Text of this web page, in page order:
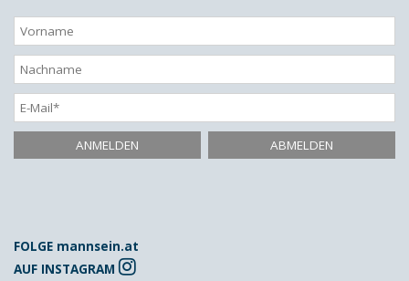
FOLGE mannsein.at
AUF INSTAGRAM